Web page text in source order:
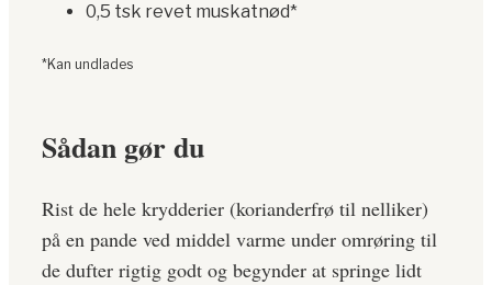
0,5 tsk revet muskatnød*
*Kan undlades
Sådan gør du
Rist de hele krydderier (korianderfrø til nelliker)
på en pande ved middel varme under omrøring til
de dufter rigtig godt og begynder at springe lidt